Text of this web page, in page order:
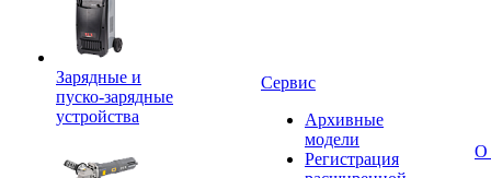
Зарядные и
пуско-зарядные
устройства
Сервис
Архивные
модели
Регистрация
О